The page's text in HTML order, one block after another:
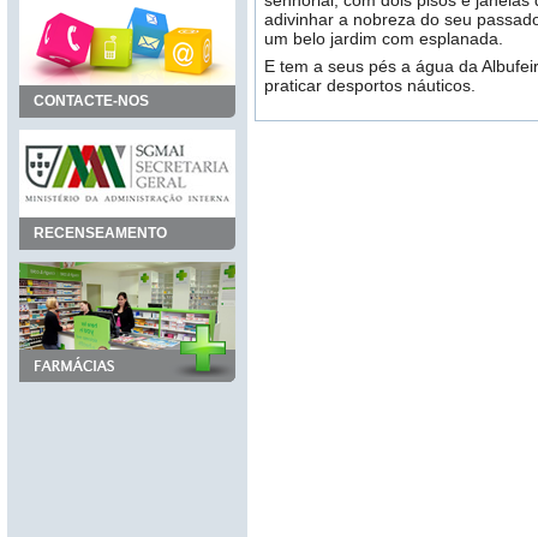
CONTACTE-NOS
RECENSEAMENTO
adivinhar a nobreza do seu
um belo jardim com esplanada.
E tem a seus pés a água da
praticar desportos náuticos.